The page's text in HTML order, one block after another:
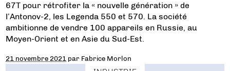
67T pour rétrofiter la « nouvelle génération » de
l’Antonov-2, les Legenda 550 et 570. La société
ambitionne de vendre 100 appareils en Russie, au
Moyen-Orient et en Asie du Sud-Est.
21 novembre 2021 par Fabrice Morlon